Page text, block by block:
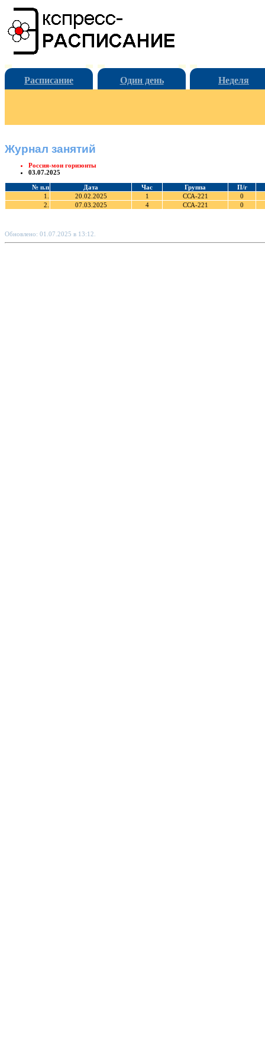
Расписание Один день Неделя
Журнал занятий
Россия-мои горизонты
03.07.2025
№ п.п Дата Час Группа
П/г
1.
20.02.2025 1 ССА-221
0
2.
07.03.2025 4 ССА-221 0
Обновлено: 01.07.2025 в 13:12.